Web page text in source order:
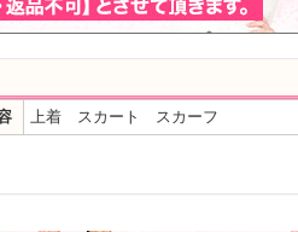
上着 スカート スカーフ